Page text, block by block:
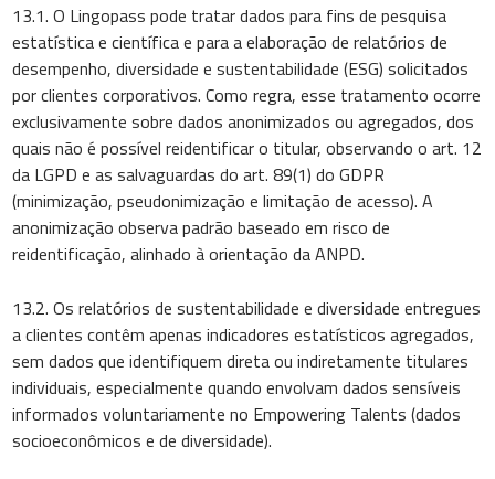
13.1. O Lingopass pode tratar dados para fins de pesquisa
estatística e científica e para a elaboração de relatórios de
desempenho, diversidade e sustentabilidade (ESG) solicitados
por clientes corporativos. Como regra, esse tratamento ocorre
exclusivamente sobre dados anonimizados ou agregados, dos
quais não é possível reidentificar o titular, observando o art. 12
da LGPD e as salvaguardas do art. 89(1) do GDPR
(minimização, pseudonimização e limitação de acesso). A
anonimização observa padrão baseado em risco de
reidentificação, alinhado à orientação da ANPD.
13.2. Os relatórios de sustentabilidade e diversidade entregues
a clientes contêm apenas indicadores estatísticos agregados,
sem dados que identifiquem direta ou indiretamente titulares
individuais, especialmente quando envolvam dados sensíveis
informados voluntariamente no Empowering Talents (dados
socioeconômicos e de diversidade).